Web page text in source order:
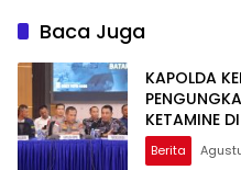
Baca Juga
KAPOLDA
KETAMINE
Berita